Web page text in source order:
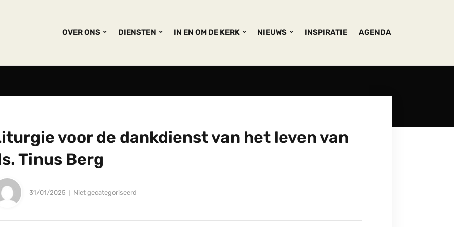
OVER ONS DIENSTEN IN EN OM DE KERK NIEUWS INSPIRATIE AGENDA
voor de dankdienst van het leven van
Tinus Berg
31/01/2025 Niet gecategoriseerd